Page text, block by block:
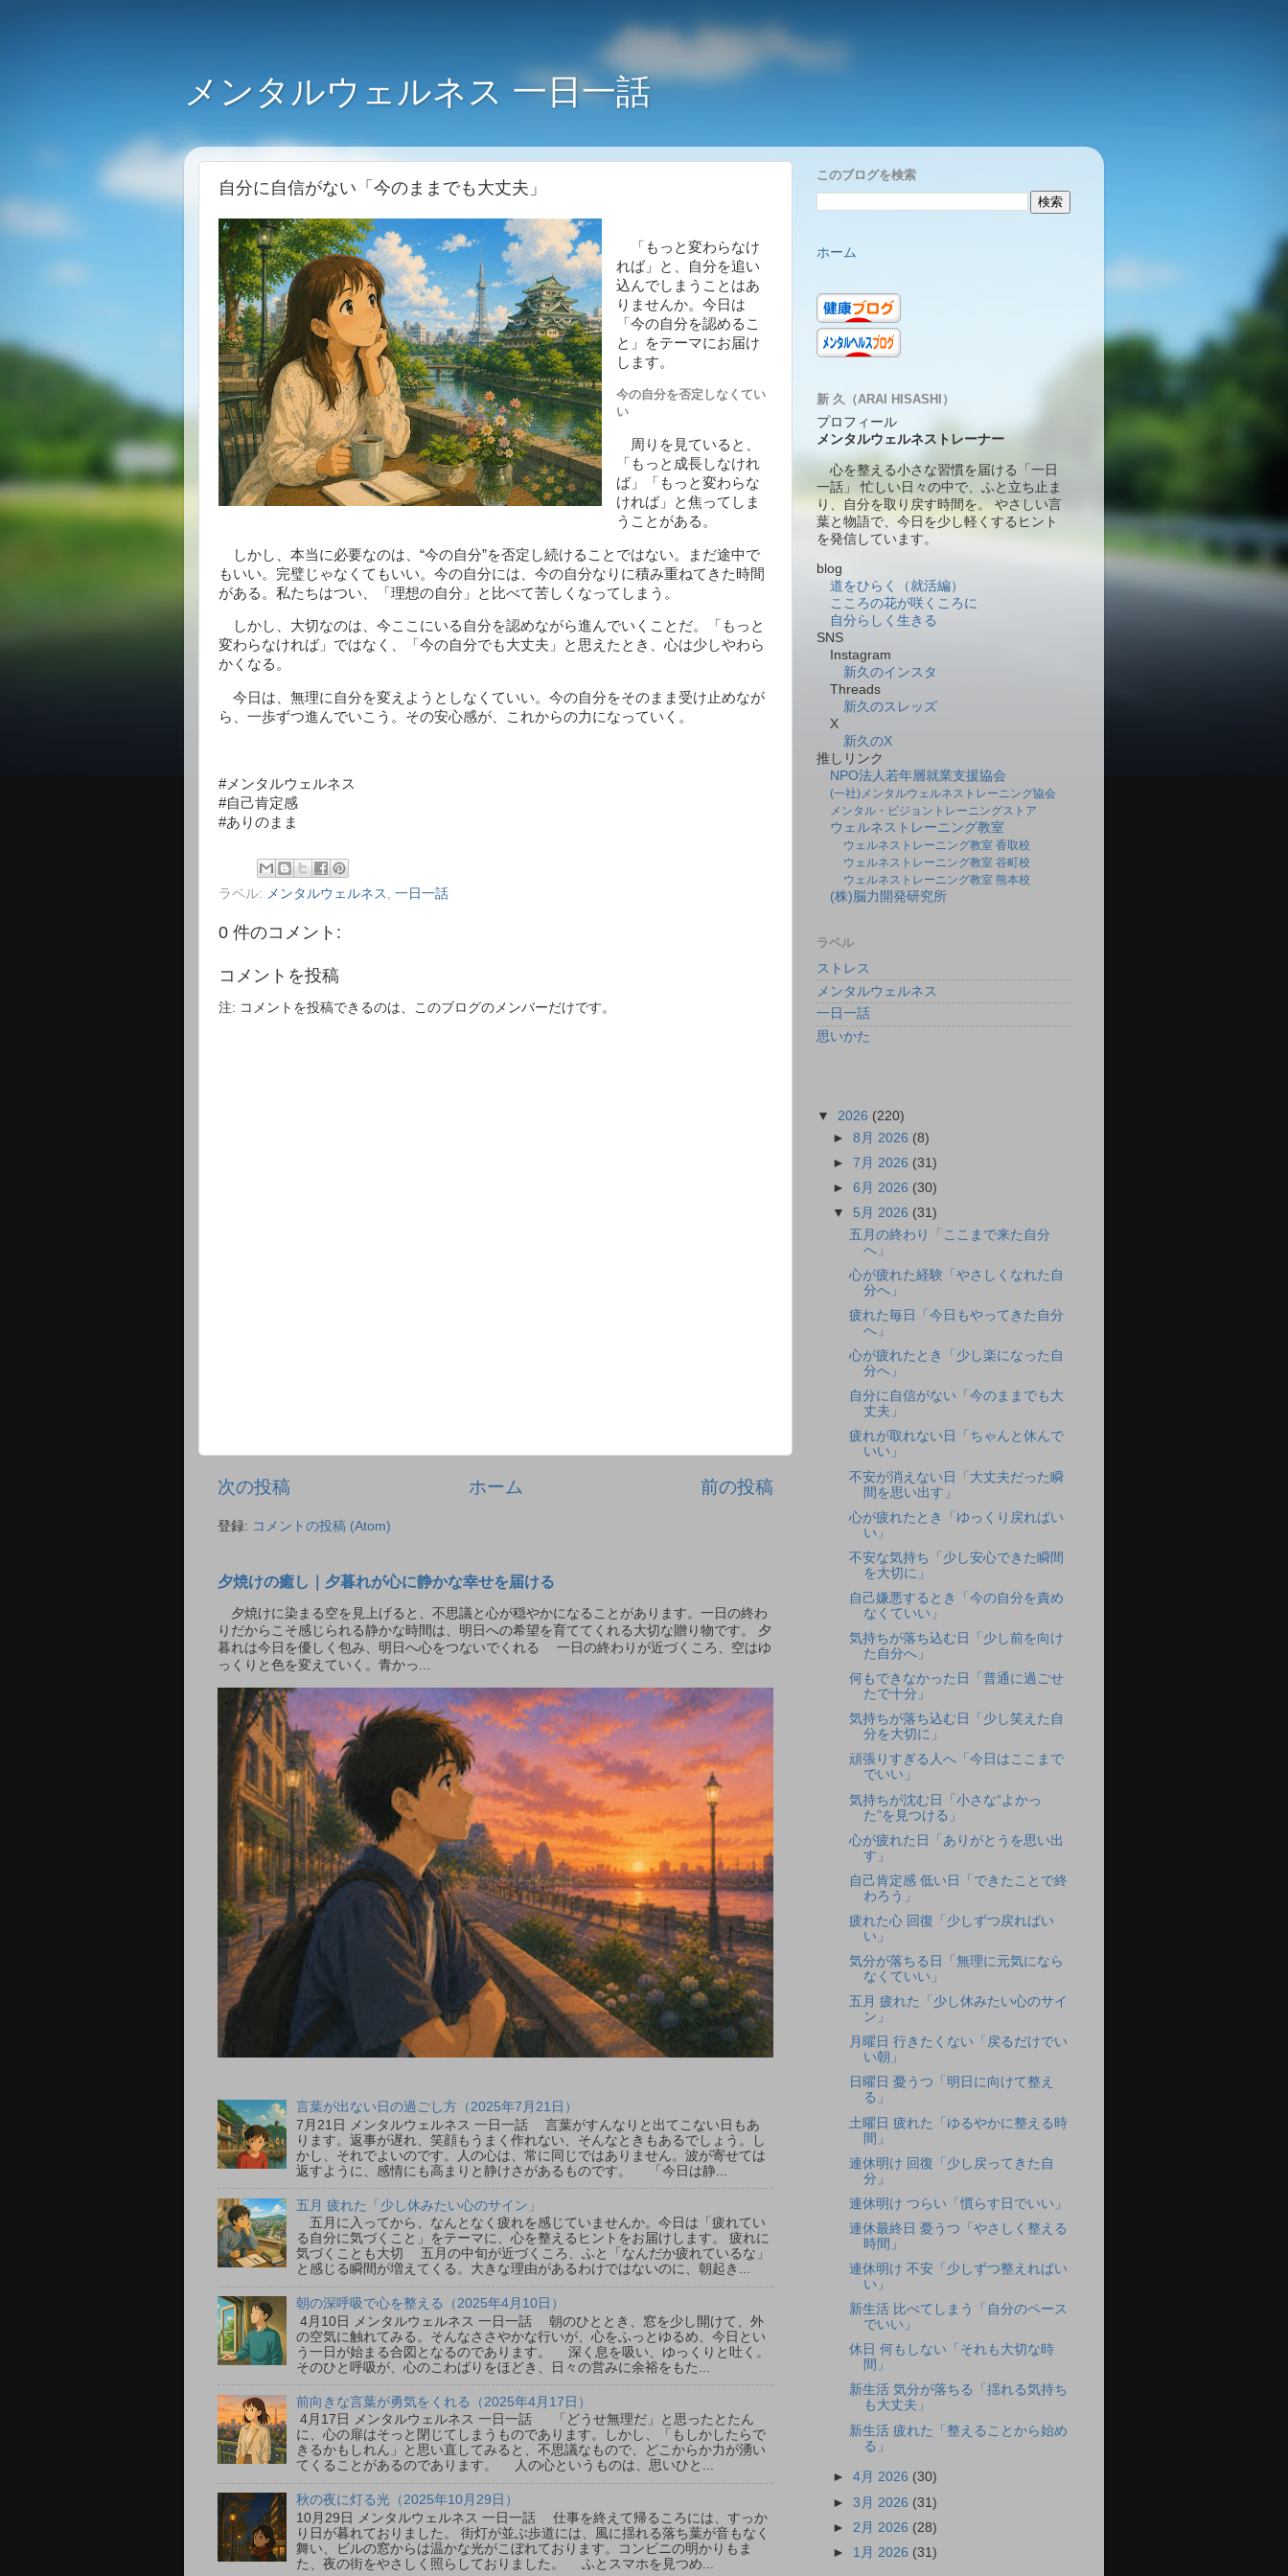
メンタルウェルネス 一日一話
自分に自信がない「今のままでも大丈夫」
「もっと変わらなけ
れば」と、自分を追い
込んでしまうことはあ
りませんか。今日は
「今の自分を認めるこ
と」をテーマにお届け
します。
今の自分を否定しなくてい
い
周りを見ていると、
「もっと成長しなけれ
ば」「もっと変わらな
ければ」と焦ってしま
うことがある。
しかし、本当に必要なのは、“今の自分”を否定し続けることではない。まだ途中で
もいい。完璧じゃなくてもいい。今の自分には、今の自分なりに積み重ねてきた時間
がある。私たちはつい、「理想の自分」と比べて苦しくなってしまう。
しかし、大切なのは、今ここにいる自分を認めながら進んでいくことだ。「もっと
変わらなければ」ではなく、「今の自分でも大丈夫」と思えたとき、心は少しやわら
かくなる。
今日は、無理に自分を変えようとしなくていい。今の自分をそのまま受け止めなが
ら、一歩ずつ進んでいこう。その安心感が、これからの力になっていく。
#メンタルウェルネス
#自己肯定感
#ありのまま
ラベル: メンタルウェルネス , 一日一話
0 件のコメント:
コメントを投稿
注: コメントを投稿できるのは、このブログのメンバーだけです。
次の投稿 前の投稿
ホーム
登録: コメントの投稿 (Atom)
夕焼けの癒し｜夕暮れが心に静かな幸せを届ける
夕焼けに染まる空を見上げると、不思議と心が穏やかになることがあります。一日の終わ
りだからこそ感じられる静かな時間は、明日への希望を育ててくれる大切な贈り物です。 夕
暮れは今日を優しく包み、明日へ心をつないでくれる 一日の終わりが近づくころ、空はゆ
っくりと色を変えていく。青かっ...
言葉が出ない日の過ごし方（2025年7月21日）
7月21日 メンタルウェルネス 一日一話 言葉がすんなりと出てこない日もあ
ります。返事が遅れ、笑顔もうまく作れない、そんなときもあるでしょう。し
かし、それでよいのです。人の心は、常に同じではありません。波が寄せては
返すように、感情にも高まりと静けさがあるものです。 「今日は静...
五月 疲れた「少し休みたい心のサイン」
五月に入ってから、なんとなく疲れを感じていませんか。今日は「疲れてい
る自分に気づくこと」をテーマに、心を整えるヒントをお届けします。 疲れに
気づくことも大切 五月の中旬が近づくころ、ふと「なんだか疲れているな」
と感じる瞬間が増えてくる。大きな理由があるわけではないのに、朝起き...
朝の深呼吸で心を整える（2025年4月10日）
4月10日 メンタルウェルネス 一日一話 朝のひととき、窓を少し開けて、外
の空気に触れてみる。そんなささやかな行いが、心をふっとゆるめ、今日とい
う一日が始まる合図となるのであります。 深く息を吸い、ゆっくりと吐く。
そのひと呼吸が、心のこわばりをほどき、日々の営みに余裕をもた...
前向きな言葉が勇気をくれる（2025年4月17日）
4月17日 メンタルウェルネス 一日一話 「どうせ無理だ」と思ったとたん
に、心の扉はそっと閉じてしまうものであります。しかし、「もしかしたらで
きるかもしれん」と思い直してみると、不思議なもので、どこからか力が湧い
てくることがあるのであります。 人の心というものは、思いひと...
秋の夜に灯る光（2025年10月29日）
10月29日 メンタルウェルネス 一日一話 仕事を終えて帰るころには、すっか
り日が暮れておりました。 街灯が並ぶ歩道には、風に揺れる落ち葉が音もなく
舞い、ビルの窓からは温かな光がこぼれております。コンビニの明かりもま
た、夜の街をやさしく照らしておりました。 ふとスマホを見つめ...
このブログを検索
ホーム
新 久（ARAI HISASHI）
プロフィール
メンタルウェルネストレーナー
心を整える小さな習慣を届ける「一日
一話」 忙しい日々の中で、ふと立ち止ま
り、自分を取り戻す時間を。 やさしい言
葉と物語で、今日を少し軽くするヒント
を発信しています。
blog
道をひらく（就活編）
こころの花が咲くころに
自分らしく生きる
SNS
Instagram
新久のインスタ
Threads
新久のスレッズ
X
新久のX
推しリンク
NPO法人若年層就業支援協会
(一社)メンタルウェルネストレーニング協会
メンタル・ビジョントレーニングストア
ウェルネストレーニング教室
ウェルネストレーニング教室 香取校
ウェルネストレーニング教室 谷町校
ウェルネストレーニング教室 熊本校
(株)脳力開発研究所
ラベル
ストレス
メンタルウェルネス
一日一話
思いかた
▼ 2026 (220)
►8月 2026 (8)
►7月 2026 (31)
►6月 2026 (30)
▼ 5月 2026 (31)
五月の終わり「ここまで来た自分
へ」
心が疲れた経験「やさしくなれた自
分へ」
疲れた毎日「今日もやってきた自分
へ」
心が疲れたとき「少し楽になった自
分へ」
自分に自信がない「今のままでも大
丈夫」
疲れが取れない日「ちゃんと休んで
いい」
不安が消えない日「大丈夫だった瞬
間を思い出す」
心が疲れたとき「ゆっくり戻ればい
い」
不安な気持ち「少し安心できた瞬間
を大切に」
自己嫌悪するとき「今の自分を責め
なくていい」
気持ちが落ち込む日「少し前を向け
た自分へ」
何もできなかった日「普通に過ごせ
たで十分」
気持ちが落ち込む日「少し笑えた自
分を大切に」
頑張りすぎる人へ「今日はここまで
でいい」
気持ちが沈む日「小さな“よかっ
た”を見つける」
心が疲れた日「ありがとうを思い出
す」
自己肯定感 低い日「できたことで終
わろう」
疲れた心 回復「少しずつ戻ればい
い」
気分が落ちる日「無理に元気になら
なくていい」
五月 疲れた「少し休みたい心のサイ
ン」
月曜日 行きたくない「戻るだけでい
い朝」
日曜日 憂うつ「明日に向けて整え
る」
土曜日 疲れた「ゆるやかに整える時
間」
連休明け 回復「少し戻ってきた自
分」
連休明け つらい「慣らす日でいい」
連休最終日 憂うつ「やさしく整える
時間」
連休明け 不安「少しずつ整えればい
い」
新生活 比べてしまう「自分のペース
でいい」
休日 何もしない「それも大切な時
間」
新生活 気分が落ちる「揺れる気持ち
も大丈夫」
新生活 疲れた「整えることから始め
る」
►4月 2026 (30)
►3月 2026 (31)
► 2月 2026 (28)
► 1月 2026 (31)